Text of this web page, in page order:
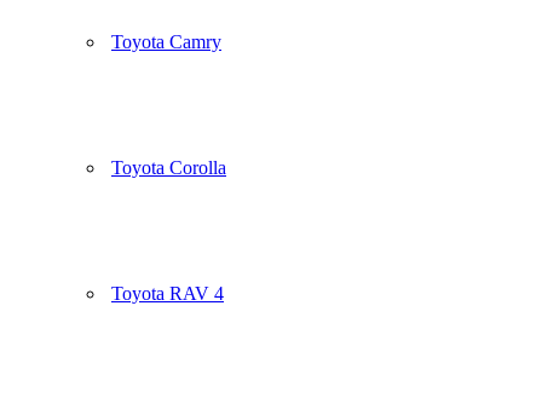
Toyota Camry
Toyota Corolla
Toyota RAV 4